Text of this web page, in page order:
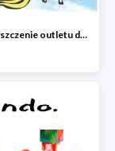
Zimowe czyszczenie outletu do -70%